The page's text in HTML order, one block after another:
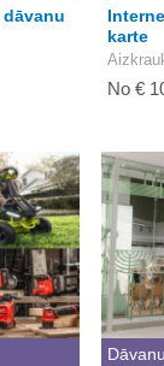
dāvanu
karte
No €